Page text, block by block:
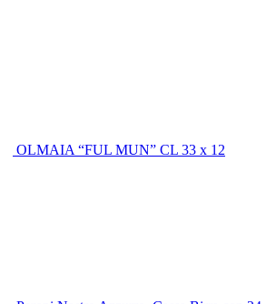
OLMAIA “FUL MUN” CL 33 x 12